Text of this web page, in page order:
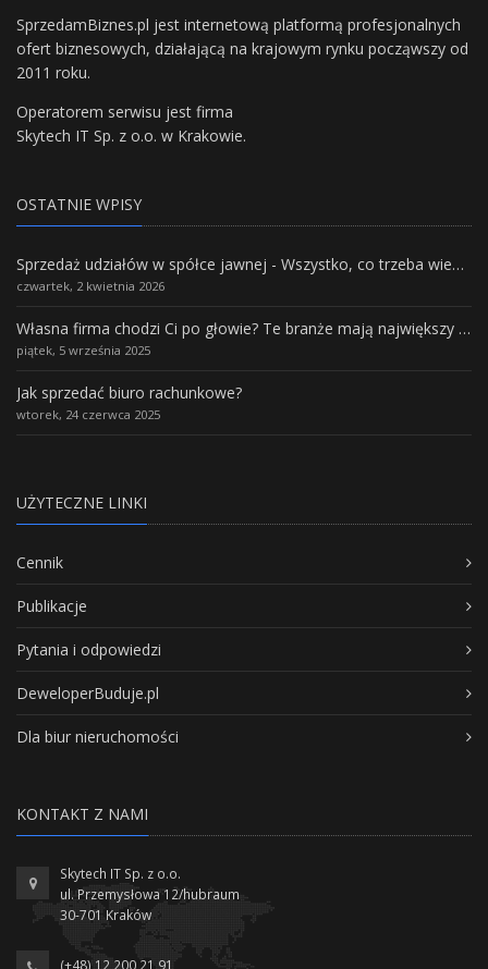
SprzedamBiznes.pl jest internetową platformą profesjonalnych
ofert biznesowych, działającą na krajowym rynku począwszy od
2011 roku.
Operatorem serwisu jest firma
Skytech IT Sp. z o.o. w Krakowie.
OSTATNIE WPISY
Sprzedaż udziałów w spółce jawnej - Wszystko, co trzeba wiedzieć.
czwartek, 2 kwietnia 2026
Własna firma chodzi Ci po głowie? Te branże mają największy potencjał rozwoju
piątek, 5 września 2025
Jak sprzedać biuro rachunkowe?
wtorek, 24 czerwca 2025
UŻYTECZNE LINKI
Cennik
Publikacje
Pytania i odpowiedzi
DeweloperBuduje.pl
Dla biur nieruchomości
KONTAKT Z NAMI
Skytech IT Sp. z o.o.
ul. Przemysłowa 12/hubraum
30-701 Kraków
(+48) 12 200 21 91